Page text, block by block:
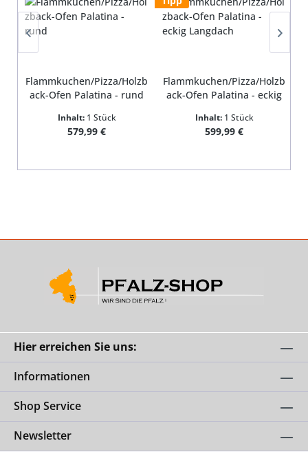
Flammkuchen/Pizza/Holzb
ack-Ofen Palatina - rund
Inhalt: 1 Stück
Regulärer Preis:
579,99 €
Flammkuchen/Pizza/Holzb
ack-Ofen Palatina - eckig
Inhalt: 1 Stück
Regulärer Preis:
599,99 €
Hier erreichen Sie uns:
Informationen
Shop Service
Newsletter